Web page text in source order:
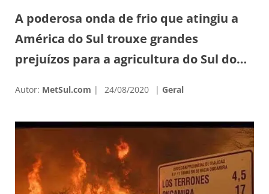
A poderosa onda de frio que atingiu a
América do Sul trouxe grandes
prejuízos para a agricultura do Sul do
do mercado apontam que no Rio
Grande do Sul até 20% ou 30% da safra
de trigo pode ter sido perdida em razão
do frio intenso e da forte […]
Autor: MetSul.com 24/08/2020 Geral